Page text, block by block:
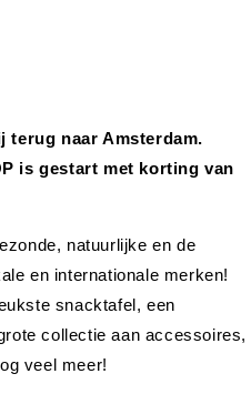
terug naar Amsterdam.
is gestart met korting van
natuurlijke en de
en internationale merken!
snacktafel, een
collectie aan accessoires,
veel meer!